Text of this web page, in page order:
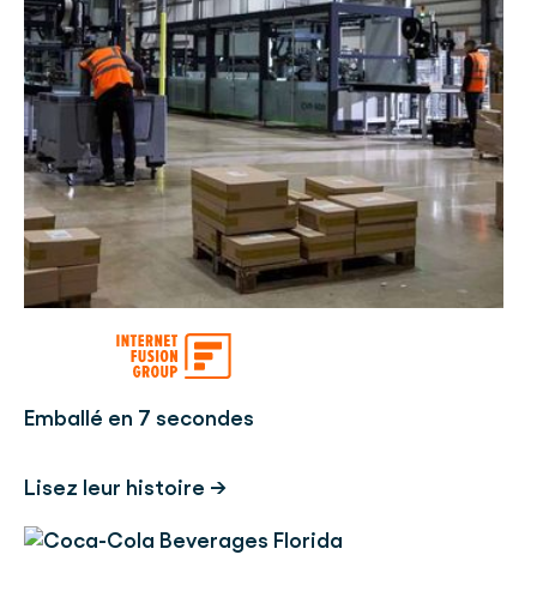
Emballé en 7 secondes
Lisez leur histoire →